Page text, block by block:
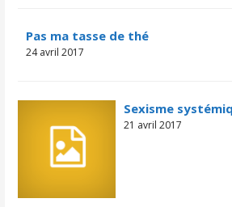
​​​​Pas ma tasse de thé
24 avril 2017
Sexisme
21 avril 2017